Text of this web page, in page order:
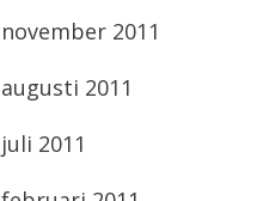
november 2011
augusti 2011
juli 2011